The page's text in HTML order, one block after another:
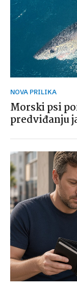
NOVA PRILIKA
Morski psi
predviđanju